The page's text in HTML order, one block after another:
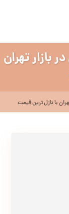
بازار تهران
با نازل ترین قیمت